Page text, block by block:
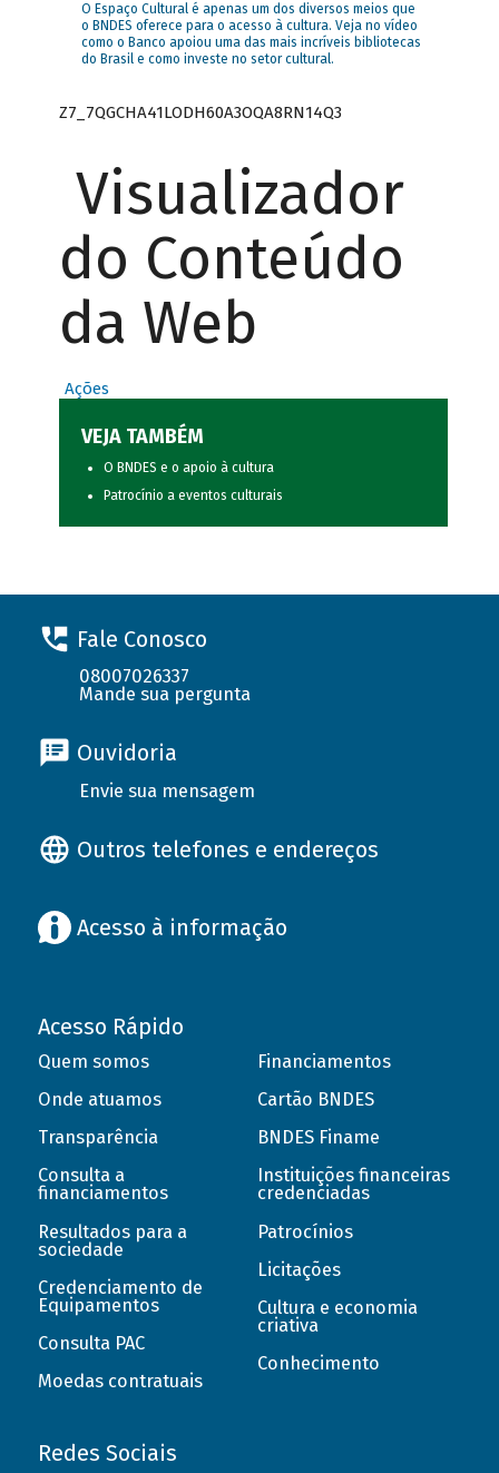
O Espaço Cultural é apenas um dos diversos meios que
o BNDES oferece para o acesso à cultura. Veja no vídeo
como o Banco apoiou uma das mais incríveis bibliotecas
do Brasil e como investe no setor cultural.
Z7_7QGCHA41LODH60A3OQA8RN14Q3
Visualizador
do Conteúdo
da Web
Ações
VEJA TAMBÉM
O BNDES e o apoio à cultura
Patrocínio a eventos culturais
Fale Conosco
08007026337
Mande sua pergunta
Ouvidoria
Envie sua mensagem
Outros telefones e endereços
Acesso à informação
Acesso Rápido
Quem somos
Onde atuamos
Transparência
Consulta a
financiamentos
Resultados para a
sociedade
Credenciamento de
Equipamentos
Consulta PAC
Moedas contratuais
Financiamentos
Cartão BNDES
BNDES Finame
Instituições financeiras
credenciadas
Patrocínios
Licitações
Cultura e economia
criativa
Conhecimento
Redes Sociais